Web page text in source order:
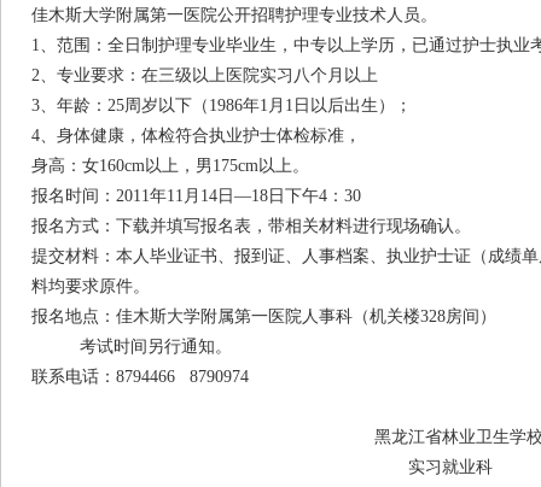
佳木斯大学附属第一医院公开招聘护理专业技术人员。
1、范围：全日制护理专业毕业生，中专以上学历，已通过护士执业
2、专业要求：在三级以上医院实习八个月以上
3、年龄：25周岁以下（1986年1月1日以后出生）；
4、身体健康，体检符合执业护士体检标准，
身高：女160cm以上，男175cm以上。
报名时间：2011年11月14日—18日下午4：30
报名方式：下载并填写报名表，带相关材料进行现场确认。
提交材料：本人毕业证书、报到证、人事档案、执业护士证（成绩
料均要求原件。
报名地点：佳木斯大学附属第一医院人事科（机关楼328房间）
考试时间另行通知。
联系电话：8794466 8790974
黑龙江省林业卫生学
实习就业科